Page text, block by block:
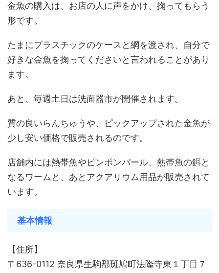
金魚の購入は、お店の人に声をかけ、掬ってもらう
形です。
たまにプラスチックのケースと網を渡され、自分で
好きな金魚を掬ってくださいと言われることがあり
ます。
あと、毎週土日は洗面器市が開催されます。
質の良いらんちゅうや、ピックアップされた金魚が
少し安い価格で販売されるのです。
店舗内には熱帯魚やピンポンパール、熱帯魚の餌と
なるワームと、あとアクアリウム用品が販売されて
います。
基本情報
【住所】
〒636-0112 奈良県生駒郡斑鳩町法隆寺東１丁目７